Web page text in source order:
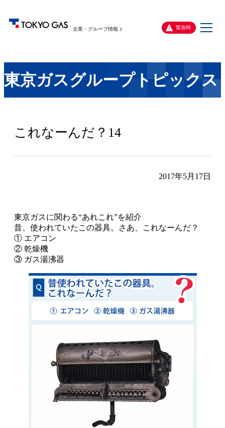
企業・グループ情報 緊急時
メ
東京ガスグループトピックス
これなーんだ？14
2017年5月17日
東京ガスに関わる“あれこれ”を紹介
昔、使われていたこの器具。さあ、これなーんだ？
① エアコン
② 乾燥機
③ ガス湯沸器